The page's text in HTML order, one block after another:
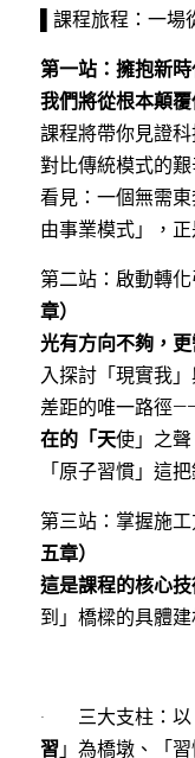
▌課程旅程：一場
第一站：擁抱新
我們將從根本顛
課程將帶你見證
對比傳統模式的
看見：一個無需
由事業模式」，
第二站：啟動轉
章）
光有方向不夠，
入探討「現實我
差距的唯一路徑
在的「天使」之
「原子習慣」這
第三站：掌握施
五章）
這是課程的核心
到」橋樑的具體建
·       三大支柱：
習 」為橋墩、「